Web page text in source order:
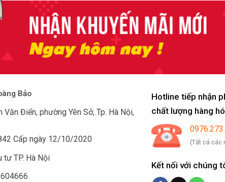
Bảo
Văn Điển, phường Yên Sở, Tp. Hà Nội,
Cấp ngày 12/10/2020
tư TP. Hà Nội
Hotline tiếp nhận
chất lượng hàng
(Tất cả các
Kết nối với chúng